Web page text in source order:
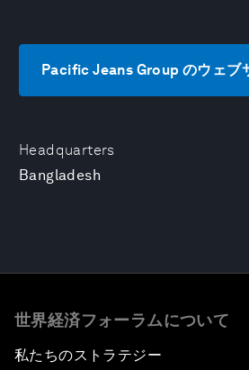
Headquarters
Bangladesh
Pacific Jeans Group のウェブ
世界経済フォーラムについて
私たちのストラテジー